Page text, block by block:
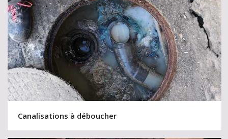
Canalisations à déboucher